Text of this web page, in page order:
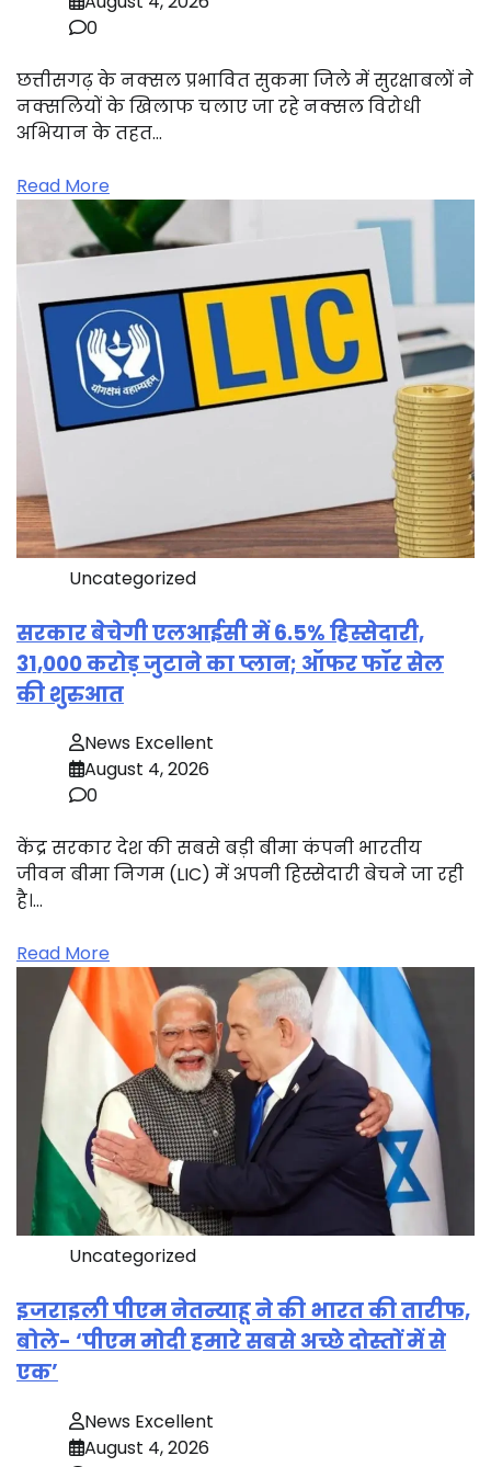
0
छत्तीसगढ़ के नक्सल प्रभावित सुकमा जिले में सुरक्षाबलों ने
नक्सलियों के खिलाफ चलाए जा रहे नक्सल विरोधी
अभियान के तहत…
Read More
Uncategorized
सरकार बेचेगी एलआईसी में 6.5% हिस्सेदारी,
31,000 करोड़ जुटाने का प्लान; ऑफर फॉर सेल
की शुरुआत
News Excellent
August 4, 2026
0
केंद्र सरकार देश की सबसे बड़ी बीमा कंपनी भारतीय
जीवन बीमा निगम (LIC) में अपनी हिस्सेदारी बेचने जा रही
है।…
Read More
Uncategorized
इजराइली पीएम नेतन्याहू ने की भारत की तारीफ,
बोले- ‘पीएम मोदी हमारे सबसे अच्छे दोस्तों में से
एक’
News Excellent
August 4, 2026